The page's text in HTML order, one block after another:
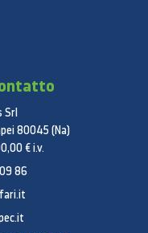
Srl
80045 (Na)
€ i.v.
86